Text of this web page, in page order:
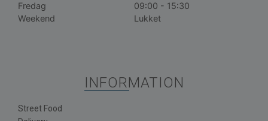
Fredag
09:00 - 15:30
Weekend
Lukket
INFORMATION
Street Food